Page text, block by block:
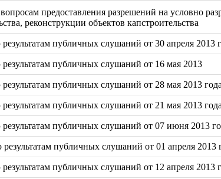
предоставления разрешений на условно
реконструкции объектов капстроительства
публичных слушаний от 30 апреля 2013
публичных слушаний от 16 мая 2013
публичных слушаний от 28 мая 2013 года
публичных слушаний от 21 мая 2013 года
публичных слушаний от 07 июня 2013
публичных слушаний от 01 апреля 2013
публичных слушаний от 12 апреля 2013